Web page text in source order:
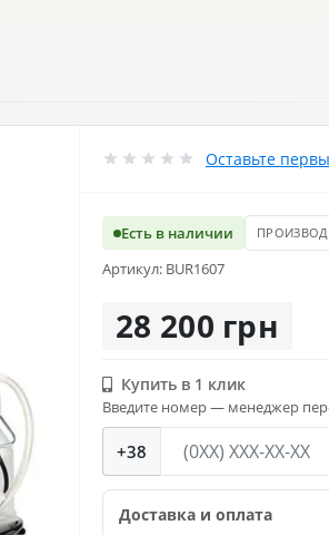
Оставьте
Есть в наличии
Артикул: BUR1607
28 200 грн
Купить в 1 клик
Введите номер — менеджер
+38
Доставка и оплата